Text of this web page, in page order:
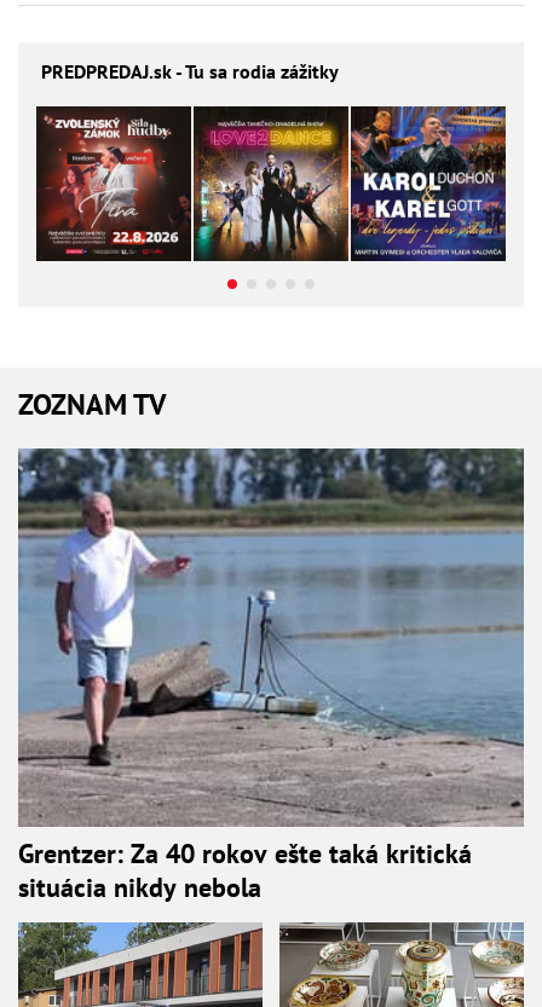
PREDPREDAJ.sk - Tu sa rodia zážitky
ZOZNAM TV
Grentzer: Za 40 rokov ešte taká kritická
situácia nikdy nebola